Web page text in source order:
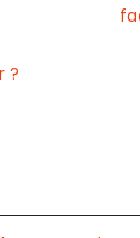
?